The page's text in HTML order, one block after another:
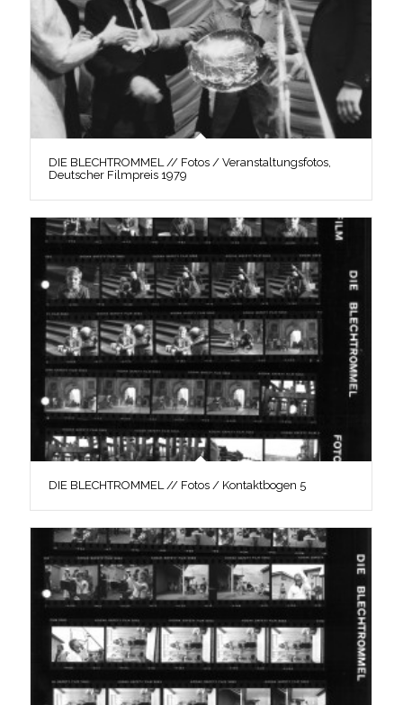
DIE BLECHTROMMEL // Fotos / Veranstaltungsfotos,
Deutscher Filmpreis 1979
DIE BLECHTROMMEL // Fotos / Kontaktbogen 5